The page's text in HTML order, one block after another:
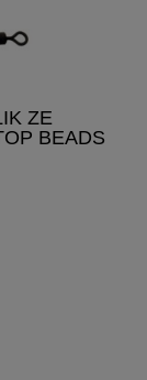
ZE
BEADS